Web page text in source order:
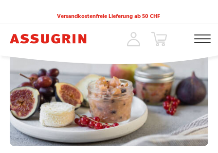
Versandkostenfreie Lieferung ab 50 CHF
ACCUEIL REZEPTE » BIRNEN CHUTNEY FÜR DIE KÄSEPLATTE